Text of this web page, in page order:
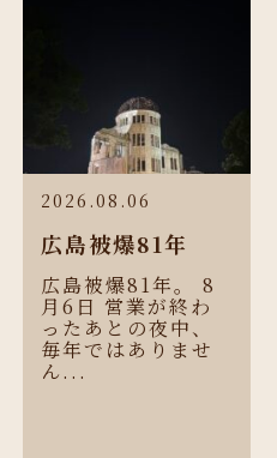
2026.08.06
広島被爆81年
広島被爆81年。 8
月6日 営業が終わ
ったあとの夜中、
毎年ではありませ
ん...